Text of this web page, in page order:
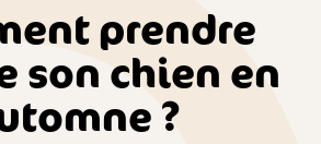
prendre
son chien en
?